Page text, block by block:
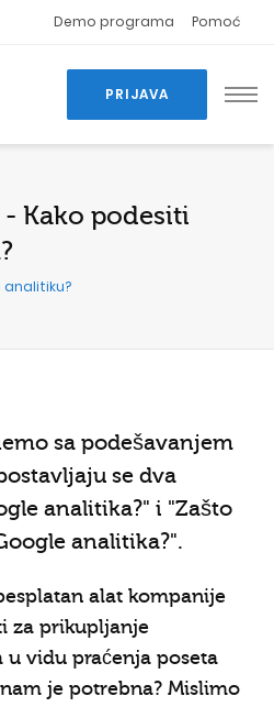
Demo programa Pomoć
PRIJAVA
Kako podesiti
analitiku?
sa podešavanjem
se dva
analitika?" i "Zašto
analitika?".
alat kompanije
za prikupljanje
u vidu praćenja poseta
je potrebna? Mislimo